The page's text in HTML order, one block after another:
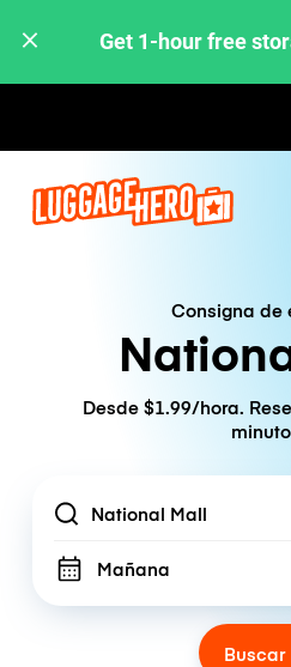
Get 1-hour free
Consigna de
Desde $1.99/hora.
Location
Mañana
Buscar